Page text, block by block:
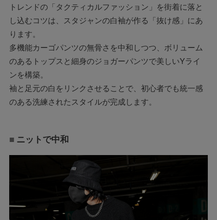
トレンドの「タクティカルファッション」を街着に落と
し込むコツは、スタジャンの白袖が作る「抜け感」にあ
ります。
多機能カーゴパンツの無骨さを中和しつつ、ボリューム
のあるトップスと細身のジョガーパンツで美しいYライ
ンを構築。
袖と足元の白をリンクさせることで、初心者でも統一感
のある洗練されたスタイルが完成します。
ニットで中和